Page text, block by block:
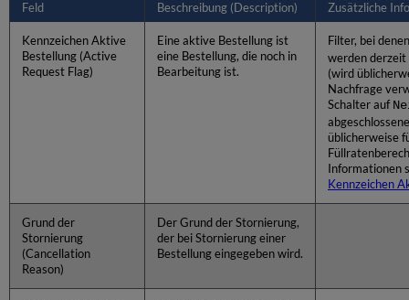
Feld Beschreibung (Description) Zusätzliche
Kennzeichen Aktive
Bestellung (Active
Request Flag)
Eine aktive Bestellung ist
eine Bestellung, die noch in
Bearbeitung ist.
Filter, bei
werden derzeit
(wird
Nachfrage
Schalter auf
üblicherweise
Informationen
Kennzeichen
Grund der
Stornierung
(Cancellation
Reason)
Der Grund der Stornierung,
der bei Stornierung einer
Bestellung eingegeben wird.